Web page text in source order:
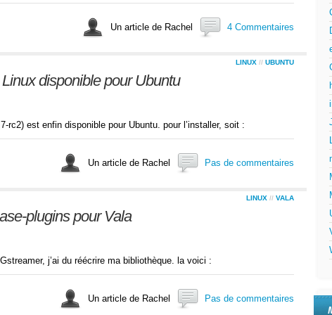
Un article de Rachel 4 Commentaires
LINUX // UBUNTU
disponible pour Ubuntu
rc2) est enfin disponible pour Ubuntu. pour l’installer, soit :
Un article de Rachel Pas de commentaires
LINUX // VALA
plugins pour Vala
j’ai du réécrire ma bibliothèque. la voici :
Un article de Rachel Pas de commentaires